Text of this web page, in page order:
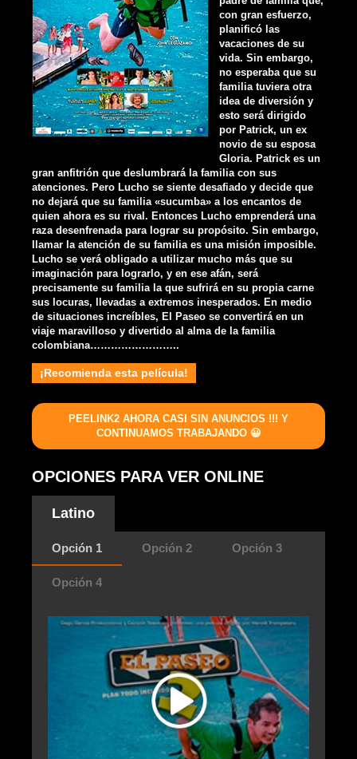
con gran esfuerzo,
planificó las
vacaciones de su
vida. Sin embargo,
no esperaba que su
familia tuviera otra
idea de diversión y
esto será dirigido
por Patrick, un ex
novio de su esposa
Gloria. Patrick es un
gran anfitrión que deslumbrará la familia con sus
atenciones. Pero Lucho se siente desafiado y decide que
no dejará que su familia «sucumba» a los encantos de
quien ahora es su rival. Entonces Lucho emprenderá una
raza desenfrenada para lograr su propósito. Sin embargo,
llamar la atención de su familia es una misión imposible.
Lucho se verá obligado a utilizar mucho más que su
imaginación para lograrlo, y en ese afán, será
precisamente su familia la que sufrirá en su propia carne
sus locuras, llevadas a extremos inesperados. En medio
de situaciones increíbles, El Paseo se convertirá en un
viaje maravilloso y divertido al alma de la familia
colombiana……………………..
¡Recomienda esta película!
PEELINK2 AHORA CASI SIN ANUNCIOS !!! Y
CONTINUAMOS TRABAJANDO 😀
OPCIONES PARA VER ONLINE
Latino
Opción 1 Opción 2 Opción 3
Opción 4